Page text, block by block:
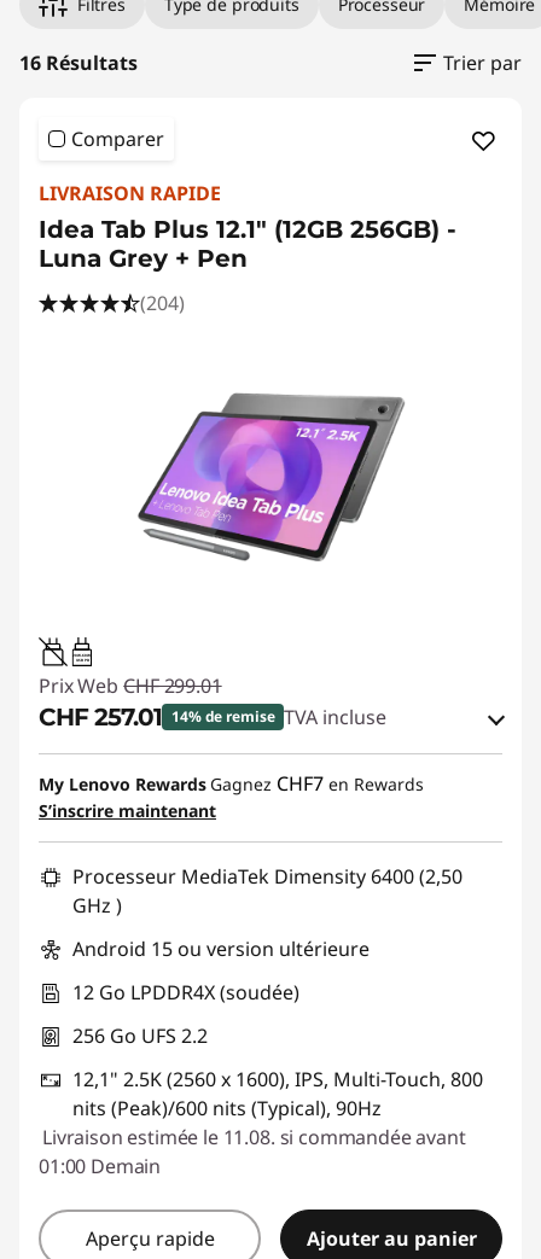
Filtres Type de produits Processeur Mémoire
16 Résultats Trier par
Comparer
LIVRAISON RAPIDE
Idea Tab Plus 12.1" (12GB 256GB) -
Luna Grey + Pen
(204)
20W-60W
USB PD
Prix Web CHF 299.01
CHF 257.01 14% de remise TVA incluse
Bons de réduction en ligne :-CHF 42.00
Code de réduction :
My Lenovo Rewards Gagnez CHF7 en Rewards
S’inscrire maintenant
Processeur MediaTek Dimensity 6400 (2,50
GHz )
Android 15 ou version ultérieure
12 Go LPDDR4X (soudée)
256 Go UFS 2.2
12,1" 2.5K (2560 x 1600), IPS, Multi-Touch, 800
nits (Peak)/600 nits (Typical), 90Hz
Livraison estimée le 11.08. si commandée avant
01:00 Demain
Aperçu rapide Ajouter au panier